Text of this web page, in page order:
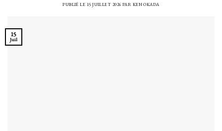
PUBLIÉ LE 15 JUILLET 2026 PAR KEN OKADA
15
Juil